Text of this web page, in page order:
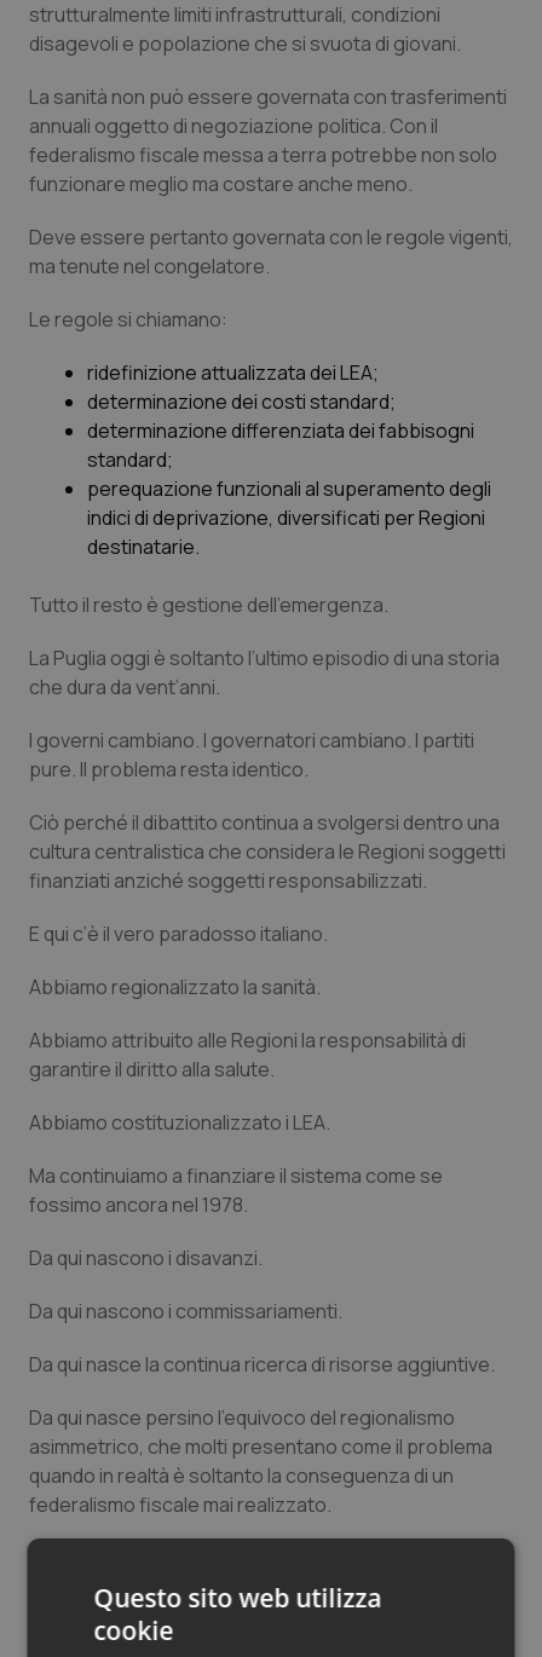
Valle D’Aosta
Veneto
Oncodermatologia
Oncoematologia
Oncologia & Nutrizione
Psoriasi & pelle
Quotidiano Cardiologia
Quotidiano Oncologia
Quotidiano Pediatria
Rene & patologie urogenitali
Salute orale & impianti
Sangue & coagulazione
Tiroide
Tumore al seno
Tumore ovarico
Tumori gastrointestinali
Ulcera & Reflusso
strutturalmente limiti infrastrutturali, condizioni
disagevoli e popolazione che si svuota di giovani.
La sanità non può essere governata con trasferimenti
annuali oggetto di negoziazione politica. Con il
federalismo fiscale messa a terra potrebbe non solo
funzionare meglio ma costare anche meno.
Deve essere pertanto governata con le regole vigenti,
ma tenute nel congelatore.
Le regole si chiamano:
ridefinizione attualizzata dei LEA;
determinazione dei costi standard;
determinazione differenziata dei fabbisogni
standard;
perequazione funzionali al superamento degli
indici di deprivazione, diversificati per Regioni
destinatarie.
Tutto il resto è gestione dell’emergenza.
La Puglia oggi è soltanto l’ultimo episodio di una storia
che dura da vent’anni.
I governi cambiano. I governatori cambiano. I partiti
pure. Il problema resta identico.
Ciò perché il dibattito continua a svolgersi dentro una
cultura centralistica che considera le Regioni soggetti
finanziati anziché soggetti responsabilizzati.
E qui c’è il vero paradosso italiano.
Abbiamo regionalizzato la sanità.
Abbiamo attribuito alle Regioni la responsabilità di
garantire il diritto alla salute.
Abbiamo costituzionalizzato i LEA.
Ma continuiamo a finanziare il sistema come se
fossimo ancora nel 1978.
Da qui nascono i disavanzi.
Da qui nascono i commissariamenti.
Da qui nasce la continua ricerca di risorse aggiuntive.
Da qui nasce persino l’equivoco del regionalismo
asimmetrico, che molti presentano come il problema
quando in realtà è soltanto la conseguenza di un
federalismo fiscale mai realizzato.
contingenza.
Se persino le Regioni più forti denunciano
Questo sito web utilizza
cookie